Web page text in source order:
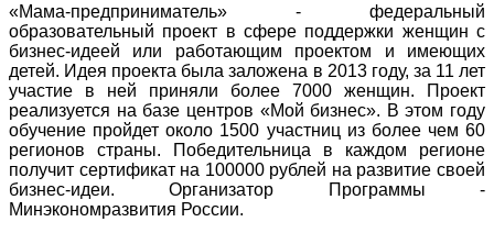
«Мама-предприниматель» - федеральный
образовательный проект в сфере поддержки женщин с
бизнес-идеей или работающим проектом и имеющих
детей. Идея проекта была заложена в 2013 году, за 11 лет
участие в ней приняли более 7000 женщин. Проект
реализуется на базе центров «Мой бизнес». В этом году
обучение пройдет около 1500 участниц из более чем 60
регионов страны. Победительница в каждом регионе
получит сертификат на 100000 рублей на развитие своей
бизнес-идеи. Организатор Программы -
Минэкономразвития России.